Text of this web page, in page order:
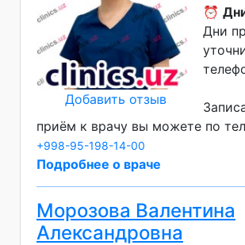
Добавить отзыв
⏰
Дни
приём к врачу вы можете по
+998-95-198-14-00
Подробнее о враче
Морозова Валентина
Александровна